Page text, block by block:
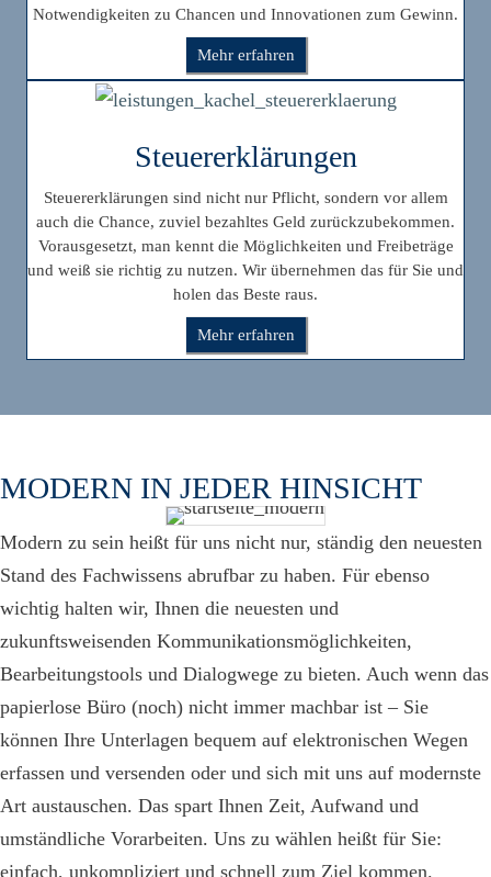
Notwendigkeiten zu Chancen und Innovationen zum Gewinn.
Mehr erfahren
Steuererklärungen
Steuererklärungen sind nicht nur Pflicht, sondern vor allem
auch die Chance, zuviel bezahltes Geld zurückzubekommen.
Vorausgesetzt, man kennt die Möglichkeiten und Freibeträge
und weiß sie richtig zu nutzen. Wir übernehmen das für Sie und
holen das Beste raus.
Mehr erfahren
MODERN IN JEDER HINSICHT
Modern zu sein heißt für uns nicht nur, ständig den neuesten
Stand des Fachwissens abrufbar zu haben. Für ebenso
wichtig halten wir, Ihnen die neuesten und
zukunftsweisenden Kommunikationsmöglichkeiten,
Bearbeitungstools und Dialogwege zu bieten. Auch wenn das
papierlose Büro (noch) nicht immer machbar ist – Sie
können Ihre Unterlagen bequem auf elektronischen Wegen
erfassen und versenden oder und sich mit uns auf modernste
Art austauschen. Das spart Ihnen Zeit, Aufwand und
umständliche Vorarbeiten. Uns zu wählen heißt für Sie:
einfach, unkompliziert und schnell zum Ziel kommen.